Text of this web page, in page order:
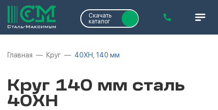
Скачать
каталог
Главная Круг 40ХН, 140 мм
Круг 140 мм сталь
40ХН